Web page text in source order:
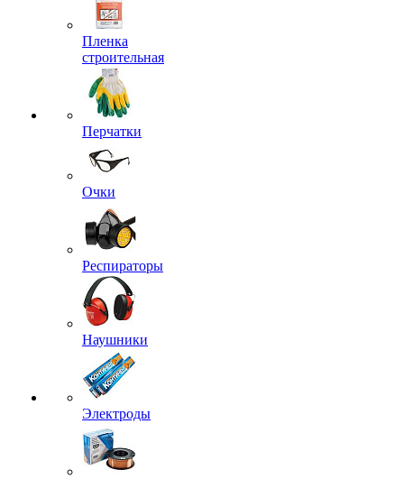
Пленка
строительная
Перчатки
Очки
Респираторы
Наушники
Электроды